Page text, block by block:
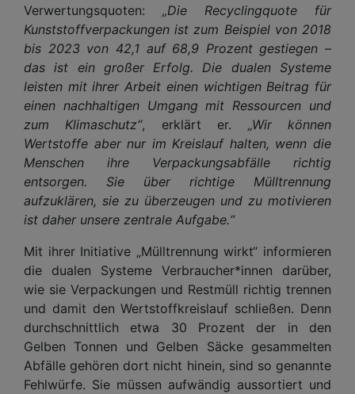
Verwertungsquoten: „Die Recyclingquote für
Kunststoffverpackungen ist zum Beispiel von 2018
bis 2023 von 42,1 auf 68,9 Prozent gestiegen –
das ist ein großer Erfolg. Die dualen Systeme
leisten mit ihrer Arbeit einen wichtigen Beitrag für
einen nachhaltigen Umgang mit Ressourcen und
zum Klimaschutz“, erklärt er. „Wir können
Wertstoffe aber nur im Kreislauf halten, wenn die
Menschen ihre Verpackungsabfälle richtig
entsorgen. Sie über richtige Mülltrennung
aufzuklären, sie zu überzeugen und zu motivieren
ist daher unsere zentrale Aufgabe.“
Mit ihrer Initiative „Mülltrennung wirkt“ informieren
die dualen Systeme Verbraucher*innen darüber,
wie sie Verpackungen und Restmüll richtig trennen
und damit den Wertstoffkreislauf schließen. Denn
durchschnittlich etwa 30 Prozent der in den
Gelben Tonnen und Gelben Säcke gesammelten
Abfälle gehören dort nicht hinein, sind so genannte
Fehlwürfe. Sie müssen aufwändig aussortiert und